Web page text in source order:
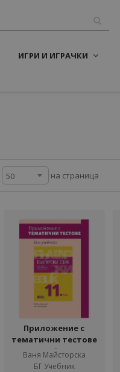
ИГРИ И ИГРАЧКИ
на страница
Приложение с
тематични тестове
към учебника по
български език за 11.
Ваня Майсторска
БГ Учебник